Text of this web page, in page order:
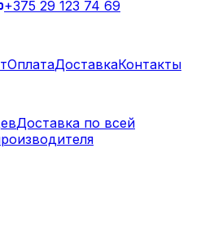
+375 29 123 74 69
ОплатаДоставкаКонтакты
Доставка по всей